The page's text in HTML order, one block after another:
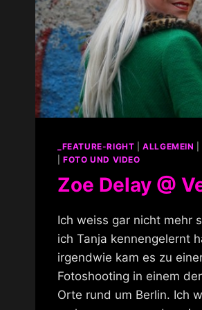
_FEATURE-RIGHT |ALLGEMEIN |
|FOTO UND VIDEO
Zoe Delay @
Ich weiss gar nicht mehr
ich Tanja kennengelernt
irgendwie kam es zu
Fotoshooting in einem
Orte rund um Berlin. Ich